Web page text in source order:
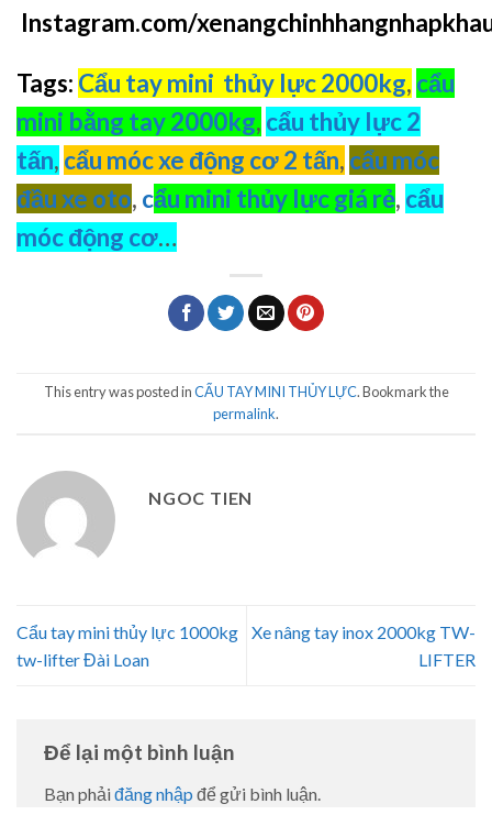
Instagram.com/
Tags: Cẩu tay mini thủy lực 2000kg, cẩu
mini bằng tay 2000kg, cẩu thủy lực 2
tấn, cẩu móc xe động cơ 2 tấn, cẩu móc
đầu xe oto, cẩu mini thủy lực giá rẻ, cẩu
móc động cơ…
This entry was posted inCẨU TAY MINI THỦY LỰC. Bookmark the
permalink.
NGOC TIEN
Cẩu tay mini thủy lực 1000kg
tw-lifter Đài Loan
Xe nâng tay inox 2000kg TW-
LIFTER
Để lại một bình luận
Bạn phải đăng nhập để gửi bình luận.